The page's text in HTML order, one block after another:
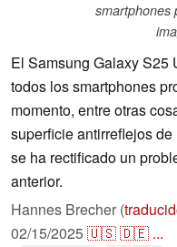
smartphones
El Samsung Galaxy S25
todos los smartphones
momento, entre otras
superficie antirreflejos
se ha rectificado un
anterior.
Hannes Brecher (
02/15/2025🇺🇸🇩🇪 ...